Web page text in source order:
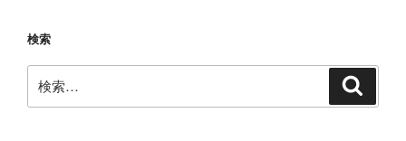
検索
索: